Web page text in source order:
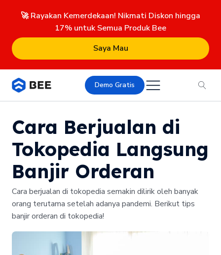
🚀 Rayakan Kemerdekaan! Nikmati Diskon hingga
17% untuk Semua Produk Bee
Saya Mau
Demo Gratis
Cara Berjualan di
Tokopedia Langsung
Banjir Orderan
Cara berjualan di tokopedia semakin dilirik oleh banyak
orang terutama setelah adanya pandemi. Berikut tips
banjir orderan di tokopedia!